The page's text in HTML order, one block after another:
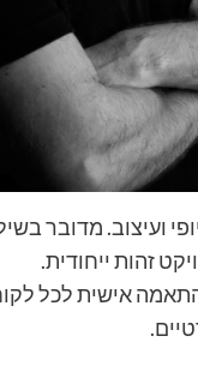
ועיצוב. מדובר
זהות ייחודית.
התאמה אישית לכל